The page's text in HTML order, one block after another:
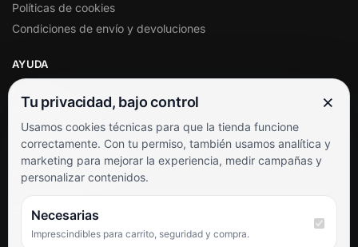
Políticas de cookies
Condiciones de envío y devoluciones
AYUDA
Soporte al cliente
Contacto
Términos y condiciones
Preguntas frecuentes
SÍGUENOS
Facebook
Tu privacidad, bajo control ×
Usamos cookies técnicas para que la tienda funcione
correctamente. Con tu permiso, también usamos analítica y
marketing para mejorar la experiencia, medir campañas y
personalizar contenidos.
Necesarias
Imprescindibles para carrito, seguridad y compra.